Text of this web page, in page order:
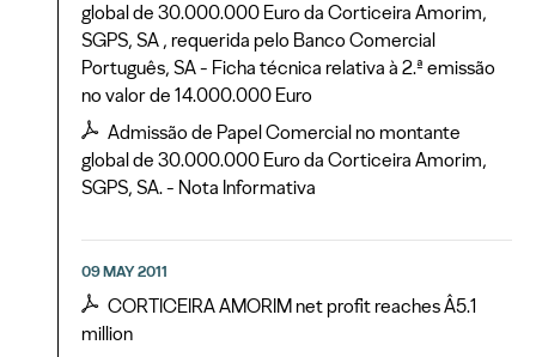
global de 30.000.000 Euro da Corticeira Amorim,
SGPS, SA , requerida pelo Banco Comercial
Português, SA - Ficha técnica relativa à 2.ª emissão
no valor de 14.000.000 Euro
Admissão de Papel Comercial no montante
global de 30.000.000 Euro da Corticeira Amorim,
SGPS, SA. - Nota Informativa
09 MAY 2011
CORTICEIRA AMORIM net profit reaches Â5.1
million